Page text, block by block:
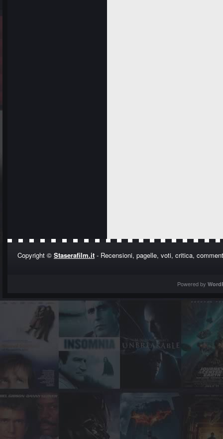
Copyright © Staserafilm.it - Recensioni, pagelle, voti, critica,
Powered by